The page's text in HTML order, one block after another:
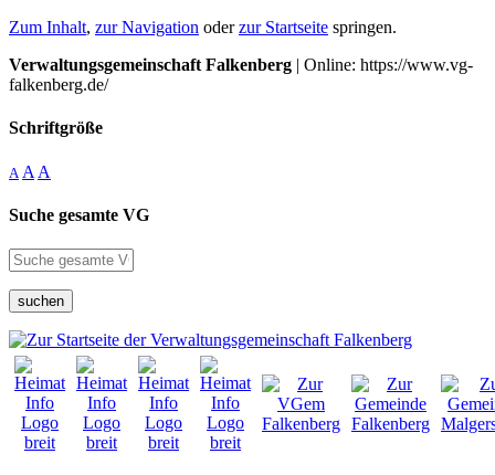
Zum Inhalt, zur Navigation oderzur Startseite springen.
Verwaltungsgemeinschaft Falkenberg | Online: https://www.vg-
falkenberg.de/
Schriftgröße
A A A
Suche gesamte VG
suchen